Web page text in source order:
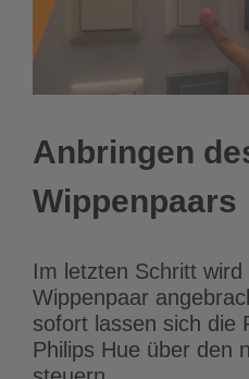
Anbringen
Wippenpaars
Im letzten Schritt wird
Wippenpaar
sofort lassen sich die
Philips Hue über den